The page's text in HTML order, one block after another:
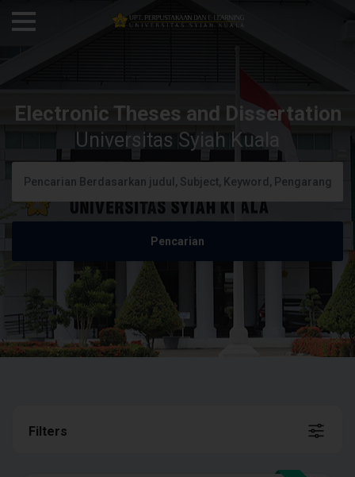
Electronic Theses and Dissertation
Universitas Syiah Kuala
Filters